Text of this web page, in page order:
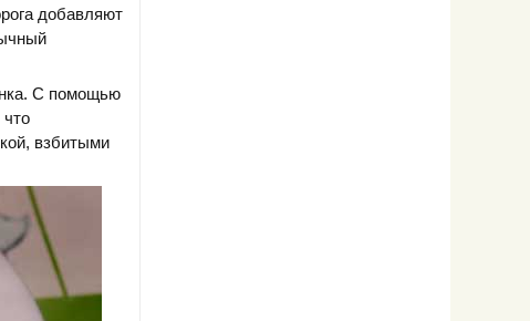
добавляют
С помощью
взбитыми